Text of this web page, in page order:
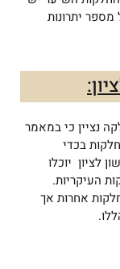
מספר יתרונות
נציין כי במאמר
בכדי
לציון יוכלו
העיקריות.
אחרות אך